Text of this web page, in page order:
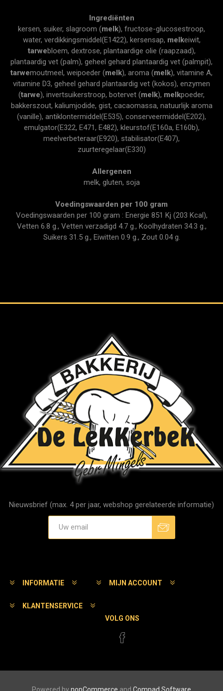
Ingrediënten
kersen, suiker, slagroom (melk), fructose-glucosestroop,
water, verdikkingsmiddel(E1422), kersensap, melkeiwit,
tarwebloem, dextrose, plantaardige olie (raapzaad),
plantaardig vet (palm), geheel gehard plantaardig vet (palmpit),
tarwemoutmeel, weipoeder (melk), aroma (melk), vitamine A,
vitamine D3, geheel gehard plantaardig vet (kokos), enzymen
(tarwe), invertsuikerstroop, botervet (melk), melkpoeder,
bakkerszout, kaliumjodide, gist, cacaomassa, natuurlijk aroma
(vanille), antiklontermiddel(E535), conserveermiddel(E202),
emulgator(E322, E471, E482), kleurstof(E160a, E160b),
meelverbeteraar(E920), stabilisator(E407),
zuurteregelaar(E330)
Allergenen
melk, gluten, soja
Voedingswaarden per 100 gram
Voedingswaarden per 100 gram : Energie 851 Kj (203 Kcal),
Vetten 6.8 g., Vetten verzadigd 4.7 g., Koolhydraten 34.3 g.,
Suikers 31.5 g., Eiwitten 0.9 g., Zout 0.04 g.
Nieuwsbrief (max. 4 per jaar, webshop gerelateerde informatie)
INFORMATIE MIJN ACCOUNT
KLANTENSERVICE
VOLG ONS
Powered bynopCommerce and Compad Software